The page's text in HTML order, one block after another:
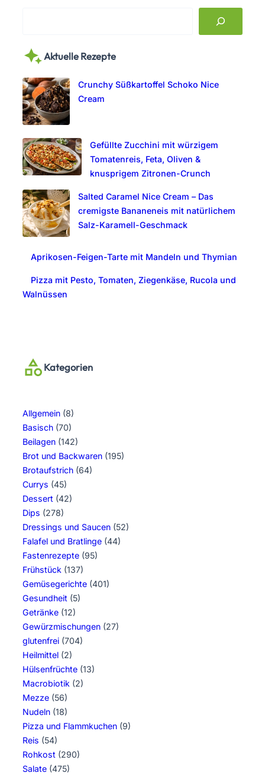
r
h
Aktuelle Rezepte
Crunchy Süßkartoffel Schoko Nice
Cream
Gefüllte Zucchini mit würzigem
Tomatenreis, Feta, Oliven &
knusprigem Zitronen-Crunch
Salted Caramel Nice Cream – Das
cremigste Bananeneis mit natürlichem
Salz-Karamell-Geschmack
Aprikosen-Feigen-Tarte mit Mandeln und Thymian
Pizza mit Pesto, Tomaten, Ziegenkäse, Rucola und
Walnüssen
Kategorien
Allgemein (8)
Basisch (70)
Beilagen (142)
Brot und Backwaren (195)
Brotaufstrich (64)
Currys (45)
Dessert (42)
Dips (278)
Dressings und Saucen (52)
Falafel und Bratlinge (44)
Fastenrezepte (95)
Frühstück (137)
Gemüsegerichte (401)
Gesundheit (5)
Getränke (12)
Gewürzmischungen (27)
glutenfrei (704)
Heilmittel (2)
Hülsenfrüchte (13)
Macrobiotik (2)
Mezze (56)
Nudeln (18)
Pizza und Flammkuchen (9)
Reis (54)
Rohkost (290)
Salate (475)